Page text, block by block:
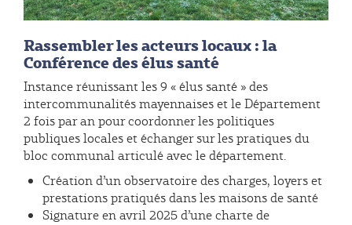
Rassembler les acteurs locaux : la
Conférence des élus santé
Instance réunissant les 9 « élus santé » des
intercommunalités mayennaises et le Département
2 fois par an pour coordonner les politiques
publiques locales et échanger sur les pratiques du
bloc communal articulé avec le département.
Création d’un observatoire des charges, loyers et
prestations pratiqués dans les maisons de santé
Signature en avril 2025 d’une charte de